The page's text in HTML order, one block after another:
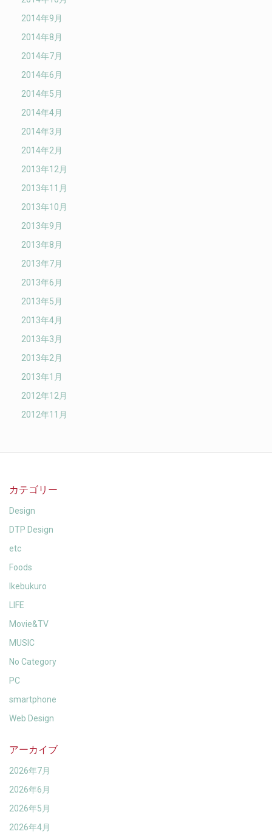
2014年9月
2014年8月
2014年7月
2014年6月
2014年5月
2014年4月
2014年3月
2014年2月
2013年12月
2013年11月
2013年10月
2013年9月
2013年8月
2013年7月
2013年6月
2013年5月
2013年4月
2013年3月
2013年2月
2013年1月
2012年12月
2012年11月
カテゴリー
Design
DTP Design
etc
Foods
Ikebukuro
LIFE
Movie&TV
MUSIC
No Category
PC
smartphone
Web Design
アーカイブ
2026年7月
2026年6月
2026年5月
2026年4月